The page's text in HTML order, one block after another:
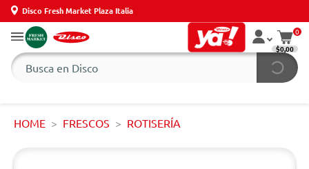
Disco Fresh Market Plaza Italia
0
$0,00
HOME FRESCOS ROTISERÍA